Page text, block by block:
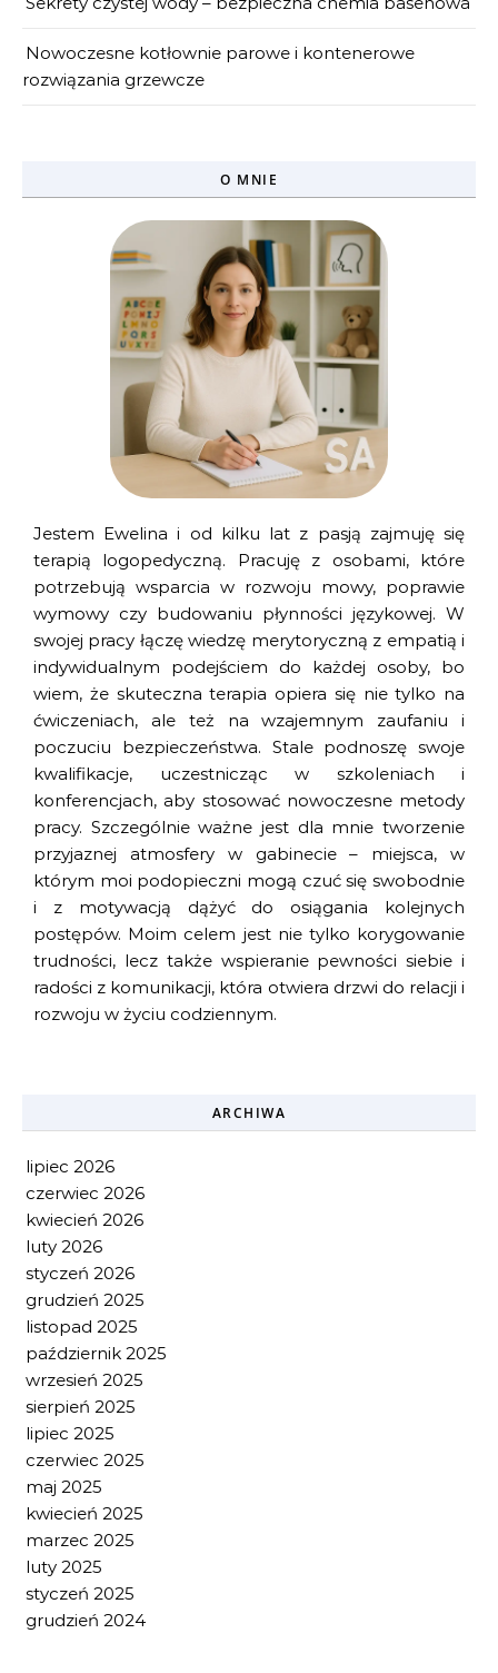
Nowoczesne kotłownie parowe i kontenerowe
rozwiązania grzewcze
O MNIE
Jestem Ewelina i od kilku lat z pasją zajmuję się
terapią logopedyczną. Pracuję z osobami, które
potrzebują wsparcia w rozwoju mowy, poprawie
wymowy czy budowaniu płynności językowej. W
swojej pracy łączę wiedzę merytoryczną z empatią i
indywidualnym podejściem do każdej osoby, bo
wiem, że skuteczna terapia opiera się nie tylko na
ćwiczeniach, ale też na wzajemnym zaufaniu i
poczuciu bezpieczeństwa. Stale podnoszę swoje
kwalifikacje, uczestnicząc w szkoleniach i
konferencjach, aby stosować nowoczesne metody
pracy. Szczególnie ważne jest dla mnie tworzenie
przyjaznej atmosfery w gabinecie – miejsca, w
którym moi podopieczni mogą czuć się swobodnie
i z motywacją dążyć do osiągania kolejnych
postępów. Moim celem jest nie tylko korygowanie
trudności, lecz także wspieranie pewności siebie i
radości z komunikacji, która otwiera drzwi do relacji i
rozwoju w życiu codziennym.
ARCHIWA
lipiec 2026
czerwiec 2026
kwiecień 2026
luty 2026
styczeń 2026
grudzień 2025
listopad 2025
październik 2025
wrzesień 2025
sierpień 2025
lipiec 2025
czerwiec 2025
maj 2025
kwiecień 2025
marzec 2025
luty 2025
styczeń 2025
grudzień 2024